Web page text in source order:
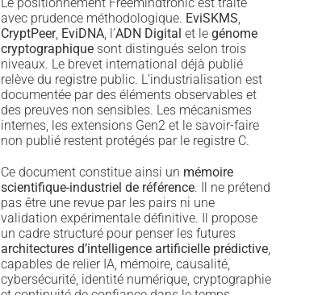
avec prudence méthodologique. EviSKMS
CryptPeer, EviDNA, l’ADN Digital et le génome
cryptographiquesont distingués selon trois
niveaux. Le brevet international déjà publié
relève du registre public. L’industrialisation est
documentée par des éléments observables et
des preuves non sensibles. Les mécanismes
internes, les extensions Gen2 et le savoir-faire
non publié restent protégés par le registre C.
Ce document constitue ainsi un mémoire
scientifique-industriel de référence. Il ne prétend
pas être une revue par les pairs ni une
validation expérimentale définitive. Il propose
un cadre structuré pour penser les futures
architectures d’intelligence artificielle prédictive,
capables de relier IA, mémoire, causalité,
cybersécurité, identité numérique, cryptographie